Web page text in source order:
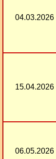
04.03.2026
15.04.2026
06.05.2026